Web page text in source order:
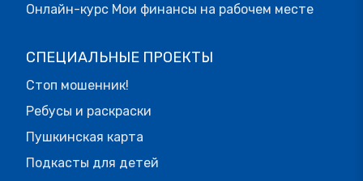
Онлайн-курс Мои финансы на рабочем месте
СПЕЦИАЛЬНЫЕ ПРОЕКТЫ
Стоп мошенник!
Ребусы и раскраски
Пушкинская карта
Подкасты для детей